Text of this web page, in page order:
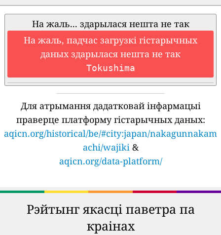
На жаль... здарылася нешта не так
На жаль, падчас загрузкі гістарычных
даных здарылася нешта не так
Tokushima
Для атрымання дадатковай інфармацыі
праверце платформу гістарычных даных:
aqicn.org/historical/be/#city:japan/nakagunnakam
achi/wajiki&
aqicn.org/data-platform/
Рэйтынг якасці паветра па
краінах